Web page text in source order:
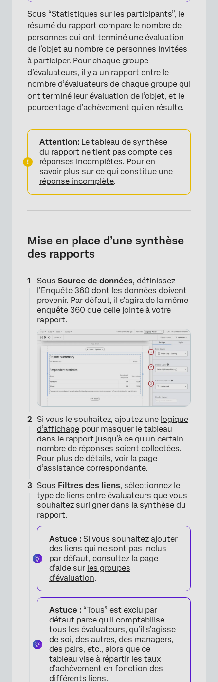
×
Sous “Statistiques sur les participants”, le
résumé du rapport compare le nombre de
personnes qui ont terminé une évaluation
de l’objet au nombre de personnes invitées
à participer. Pour chaque groupe
d’évaluateurs, il y a un rapport entre le
nombre d’évaluateurs de chaque groupe qui
ont terminé leur évaluation de l’objet, et le
pourcentage d’achèvement qui en résulte.
Attention: Le tableau de synthèse
du rapport ne tient pas compte des
réponses incomplètes. Pour en
savoir plus sur ce qui constitue une
réponse incomplète.
Mise en place d’une synthèse
des rapports
Sous Source de données, définissez
l’Enquête 360 dont les données doivent
provenir. Par défaut, il s’agira de la même
enquête 360 que celle jointe à votre
rapport.
Si vous le souhaitez, ajoutez une logique
d’affichage pour masquer le tableau
dans le rapport jusqu’à ce qu’un certain
nombre de réponses soient collectées.
Pour plus de détails, voir la page
d’assistance correspondante.
Sous Filtres des liens, sélectionnez le
type de liens entre évaluateurs que vous
souhaitez surligner dans la synthèse du
rapport.
Astuce : Si vous souhaitez ajouter
des liens qui ne sont pas inclus
par défaut, consultez la page
d’aide sur les groupes
d’évaluation.
Astuce : “Tous” est exclu par
défaut parce qu’il comptabilise
tous les évaluateurs, qu’il s’agisse
de soi, des autres, des managers,
des pairs, etc., alors que ce
tableau vise à répartir les taux
d’achèvement en fonction des
différents liens.